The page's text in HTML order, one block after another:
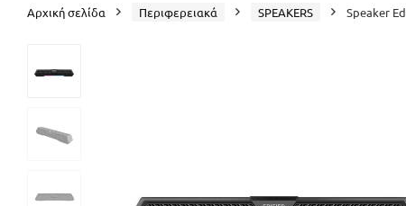
Αρχική σελίδα Περιφερειακά SPEAKERS Speaker